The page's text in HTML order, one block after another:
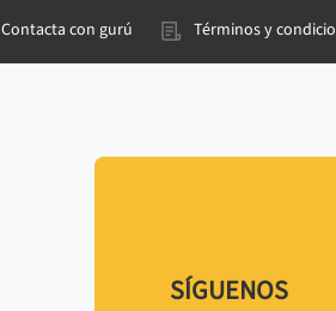
Contacta con gurú Términos y
SÍGUENOS